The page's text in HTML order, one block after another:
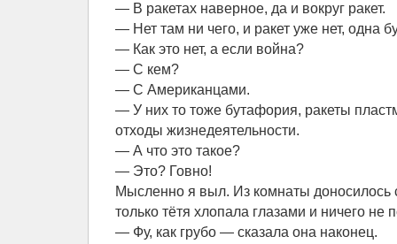
— В ракетах наверное, да и вокруг ракет.
— Нет там ни чего, и ракет уже нет, одна
— Как это нет, а если война?
— С кем?
— С Американцами.
— У них то тоже бутафория, ракеты
отходы жизнедеятельности.
— А что это такое?
— Это? Говно!
Мысленно я выл. Из комнаты доносилось
только тётя хлопала глазами и ничего не
— Фу, как грубо — сказала она наконец.